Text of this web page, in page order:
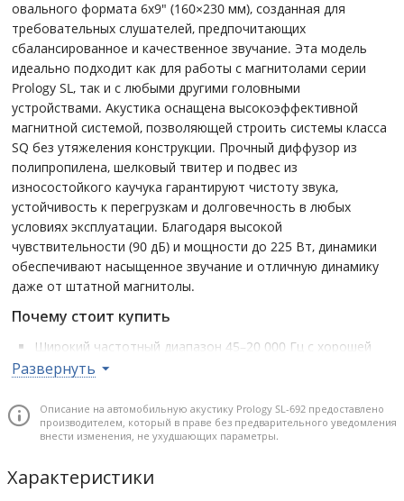
овального формата 6x9" (160×230 мм), созданная для
требовательных слушателей, предпочитающих
сбалансированное и качественное звучание. Эта модель
идеально подходит как для работы с магнитолами серии
Prology SL, так и с любыми другими головными
устройствами. Акустика оснащена высокоэффективной
магнитной системой, позволяющей строить системы класса
SQ без утяжеления конструкции. Прочный диффузор из
полипропилена, шелковый твитер и подвес из
износостойкого каучука гарантируют чистоту звука,
устойчивость к перегрузкам и долговечность в любых
условиях эксплуатации. Благодаря высокой
чувствительности (90 дБ) и мощности до 225 Вт, динамики
обеспечивают насыщенное звучание и отличную динамику
даже от штатной магнитолы.
Почему стоит купить
Широкий частотный диапазон 45–20 000 Гц с хорошей
детализацией на всех уровнях громкости – от глубоких
Высокая мощность: 115 Вт RMS / 225 Вт Peak – для
уверенного звучания в любых условиях.
обеспечивают мягкое, натуральное звучание без
искажений.
Развернуть
Описание на автомобильную акустику Prology SL-692 предоставлено
производителем, который в праве без предварительного уведомления
внести изменения, не ухудшающих параметры.
Характеристики